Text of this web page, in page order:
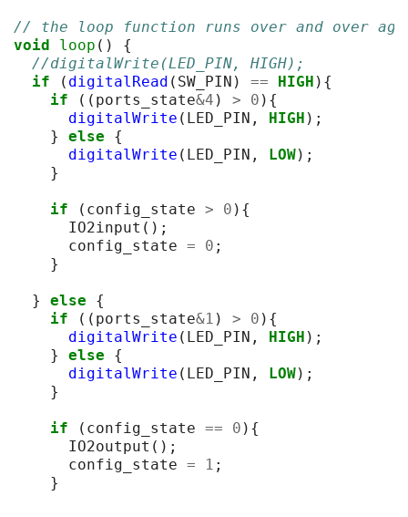
// the loop function runs over and over
void
loop ()
{
//digitalWrite(LED_PIN, HIGH);
if
( digitalRead ( SW_PIN ) == HIGH ){
if
(( ports_state&4 ) > 0 ){
digitalWrite ( LED_PIN , HIGH );
}
else
{
digitalWrite ( LED_PIN , LOW);
}
if ( config_state > 0 ){
IO2input ();
config_state = 0 ;
}
} else
{
if
(( ports_state&1 ) > 0 ){
digitalWrite ( LED_PIN , HIGH );
}
else
{
digitalWrite ( LED_PIN , LOW);
}
if ( config_state == 0 ){
IO2output ();
config_state = 1 ;
}